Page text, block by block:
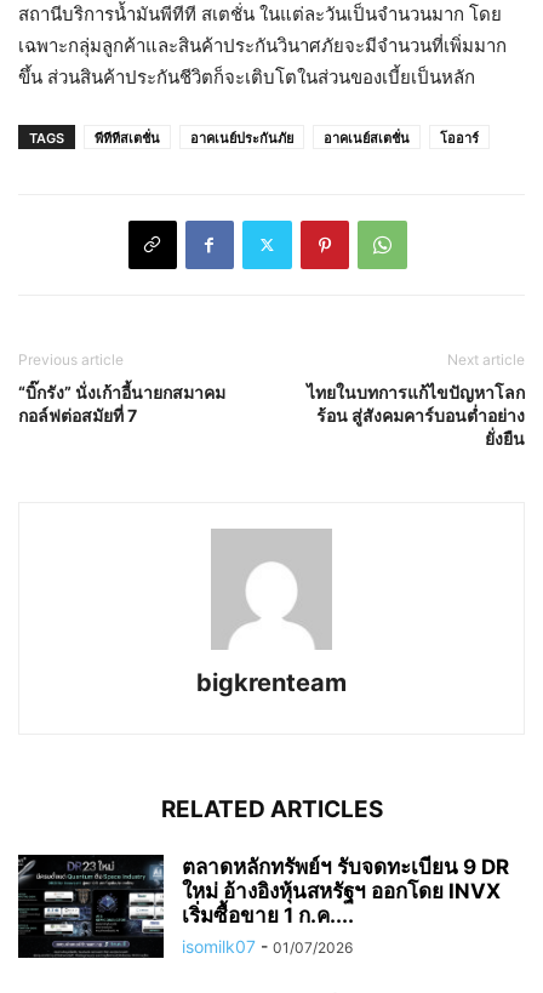
สถานีบริการน้ำมันพีทีที สเตชั่น ในแต่ละวันเป็นจำนวนมาก โดย
เฉพาะกลุ่มลูกค้าและสินค้าประกันวินาศภัยจะมีจำนวนที่เพิ่มมาก
ขึ้น ส่วนสินค้าประกันชีวิตก็จะเติบโตในส่วนของเบี้ยเป็นหลัก
TAGS พีทีทีสเตชั่น อาคเนย์ประกันภัย อาคเนย์สเตชั่น โออาร์
Previous article
“บิ๊กรัง” นั่งเก้าอี้นายกสมาคม
กอล์ฟต่อสมัยที่ 7
Next article
ไทยในบทการแก้ไขปัญหาโลก
ร้อน สู่สังคมคาร์บอนต่ำอย่าง
ยั่งยืน
bigkrenteam
RELATED ARTICLES
ตลาดหลักทรัพย์ฯ รับจดทะเบียน 9 DR
ใหม่ อ้างอิงหุ้นสหรัฐฯ ออกโดย INVX
เริ่มซื้อขาย 1 ก.ค....
isomilk07 - 01/07/2026